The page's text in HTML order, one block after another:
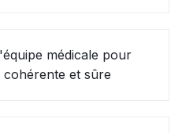
médicale pour
et sûre